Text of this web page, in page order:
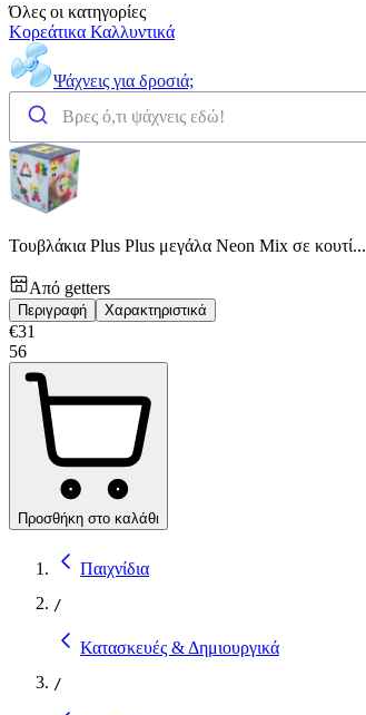
Όλες οι κατηγορίες
Κορεάτικα Καλλυντικά
Ψάχνεις για δροσιά;
Τουβλάκια Plus Plus μεγάλα Neon Mix σε κουτί...
Από getters
Περιγραφή Χαρακτηριστικά
€31
56
Προσθήκη στο καλάθι
Παιχνίδια
/
Κατασκευές & Δημιουργικά
/